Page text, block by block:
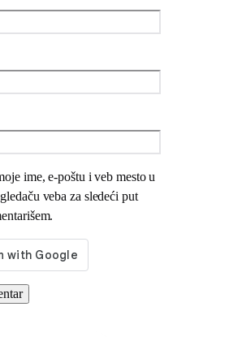
ime, e-poštu i veb mesto u
veba za sledeći put